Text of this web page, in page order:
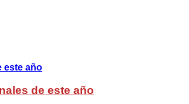
de este año